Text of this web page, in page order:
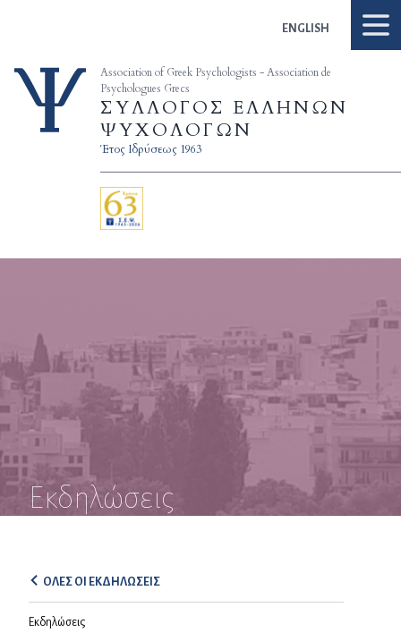
ENGLISH
Association of Greek Psychologists - Association de
Psychologues Grecs
ΣΥΛΛΟΓΟΣ ΕΛΛΗΝΩΝ
ΨΥΧΟΛΟΓΩΝ
Έτος Ιδρύσεως 1963
Εκδηλώσεις
ΟΛΕΣ ΟΙ ΕΚΔΗΛΩΣΕΙΣ
Εκδηλώσεις